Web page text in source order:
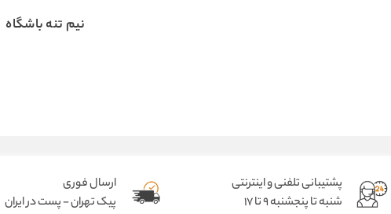
نیم تنه باشگاه
پشتیبانی تلفنی و اینترنتی
شنبه تا پنجشنبه 9 تا 17
ارسال فوری
پیک تهران - پست در ایران